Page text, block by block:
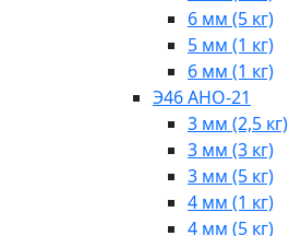
6 мм (5 кг)
5 мм (1 кг)
6 мм (1 кг)
Э46 АНО-21
3 мм (2,5 кг)
3 мм (3 кг)
3 мм (5 кг)
4 мм (1 кг)
4 мм (5 кг)